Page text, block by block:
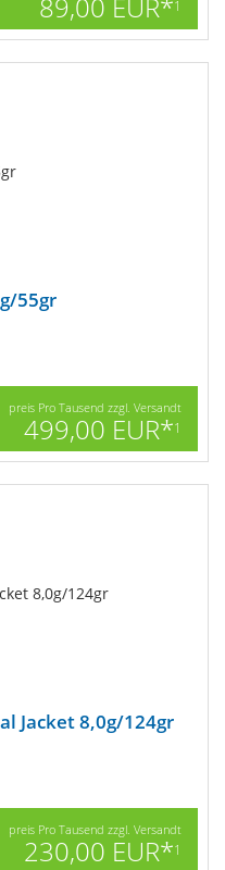
1
55gr
preis Pro Tausend zzgl. Versandt
499,00 EUR*1
Jacket 8,0g/124gr
preis Pro Tausend zzgl. Versandt
230,00 EUR*1